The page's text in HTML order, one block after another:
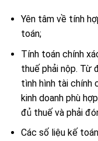
Yên tâm về tính
toán;
Tính toán chính
thuế phải nộp. Từ
tình hình tài chính
kinh doanh phù
đủ thuế và phải
Các số liệu kế